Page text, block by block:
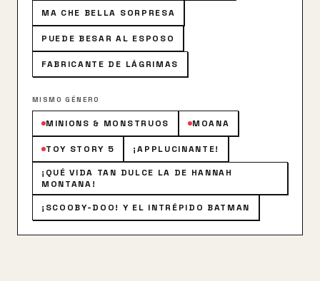
MA CHE BELLA SORPRESA
PUEDE BESAR AL ESPOSO
FABRICANTE DE LÁGRIMAS
MISMO GÉNERO
MINIONS & MONSTRUOS MOANA
TOY STORY 5 ¡APPLUCINANTE!
¡QUÉ VIDA TAN DULCE LA DE HANNAH
MONTANA!
¡SCOOBY-DOO! Y EL INTRÉPIDO BATMAN